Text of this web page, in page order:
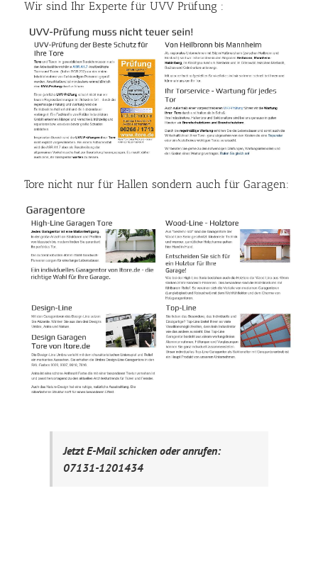
Wir sind Ihr Experte für UVV Prüfung :
Tore nicht nur für Hallen sondern auch für Garagen:
Jetzt E-Mail schicken oder anrufen:
07131-1201434